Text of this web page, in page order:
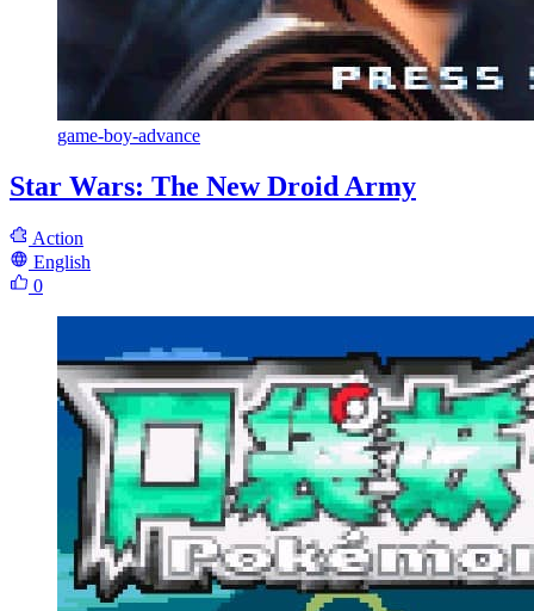
game-boy-advance
Star Wars: The New Droid Army
Action
English
0